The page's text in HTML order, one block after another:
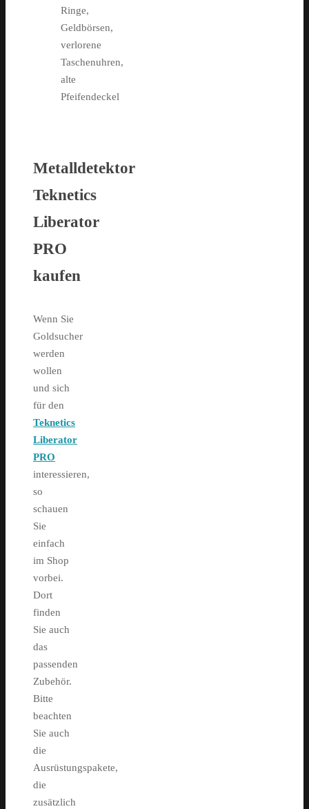
Ringe,
Geldbörsen,
verlorene
Taschenuhren,
alte
Pfeifendeckel
Metalldetektor
Teknetics
Liberator
PRO
kaufen
Wenn Sie
Goldsucher
werden
wollen
und sich
für den
Teknetics
Liberator
PRO
interessieren,
so
schauen
Sie
einfach
im Shop
vorbei.
Dort
finden
Sie auch
das
passenden
Zubehör.
Bitte
beachten
Sie auch
die
Ausrüstungspakete,
die
zusätzlich